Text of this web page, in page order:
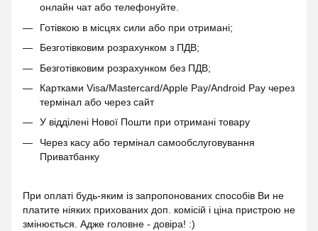
онлайн чат або телефонуйте.
Готівкою в місцях сили або при отримані;
Безготівковим розрахунком з ПДВ;
Безготівковим розрахунком без ПДВ;
Картками Visa/Mastercard/Apple Pay/Android Pay через
термінал або через сайт
У відділені Нової Пошти при отримані товару
Через касу або термінал самообслуговування
Приватбанку
При оплаті будь-яким із запропонованих способів Ви не
платите ніяких прихованих доп. комісій і ціна пристрою не
змінюється. Адже головне - довіра! :)